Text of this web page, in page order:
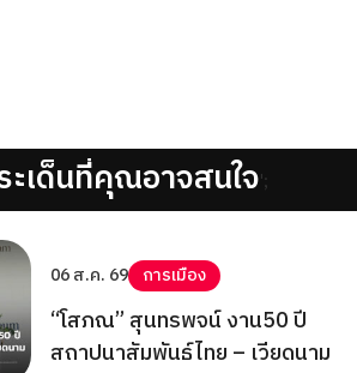
ะเด็นที่คุณอาจสนใจ';
06 ส.ค. 69 การเมือง
“โสภณ” สุนทรพจน์ งาน50 ปี
สถาปนาสัมพันธ์ไทย – เวียดนาม